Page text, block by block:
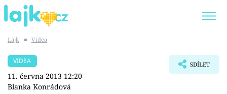
SHOPAHOLICADEL
Lajk ■ Videa
VIDEA
11. června 2013 12:20
Blanka Konrádová
SDÍLET